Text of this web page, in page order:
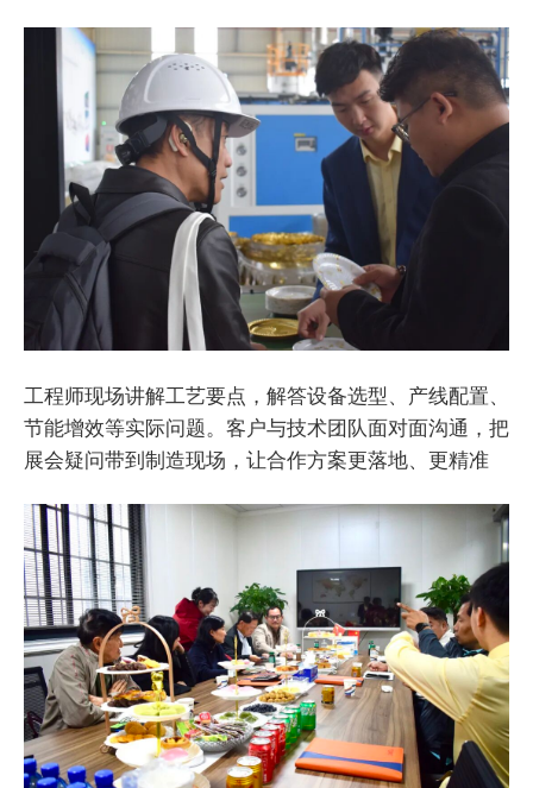
工程师现场讲解工艺要点，解答设备选型、产线配置、
节能增效等实际问题。 客户与技术团队面对面沟通，把
展会疑问带到制造现场，让合作方案更落地、更精准